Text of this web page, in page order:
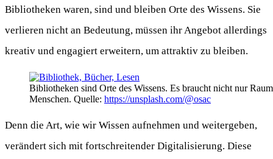
Bibliotheken waren, sind und bleiben Orte des Wissens. Sie
verlieren nicht an Bedeutung, müssen ihr Angebot allerdings
kreativ und engagiert erweitern, um attraktiv zu bleiben.
Bibliotheken sind Orte des Wissens. Es braucht nicht nur
Menschen. Quelle: https://unsplash.com/@osac
Denn die Art, wie wir Wissen aufnehmen und weitergeben,
verändert sich mit fortschreitender Digitalisierung. Diese